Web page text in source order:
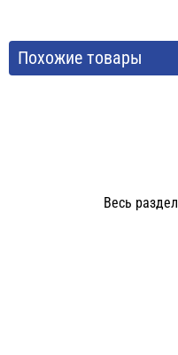
Похожие товары
Весь раздел